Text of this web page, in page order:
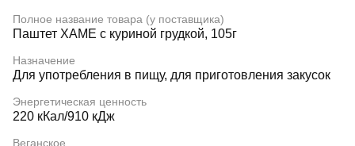
Полное название товара (у поставщика)
Паштет ХАМЕ с куриной грудкой, 105г
Назначение
Для употребления в пищу, для приготовления закусок
Энергетическая ценность
220 кКал/910 кДж
Веганское